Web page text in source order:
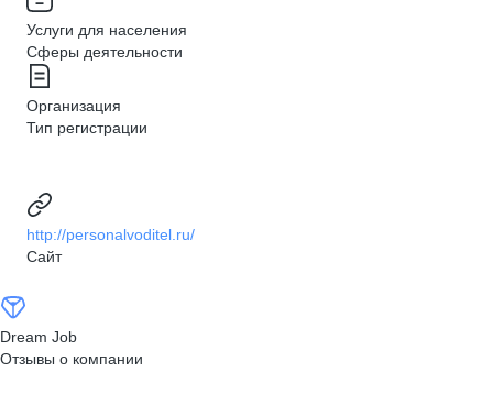
Услуги для населения
Сферы деятельности
Организация
Тип регистрации
http://personalvoditel.ru/
Сайт
Dream Job
Отзывы о компании